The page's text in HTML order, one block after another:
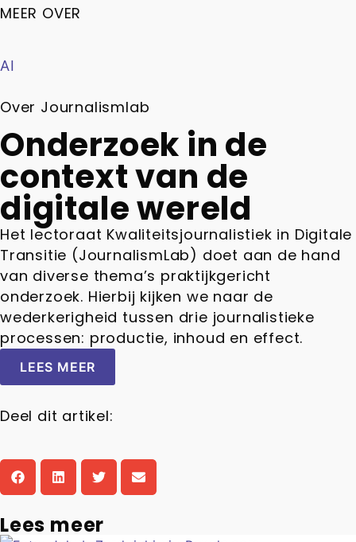
MEER OVER
AI
Over Journalismlab
Onderzoek in de
context van de
digitale wereld
Het lectoraat Kwaliteitsjournalistiek in Digitale
Transitie (JournalismLab) doet aan de hand
van diverse thema’s praktijkgericht
onderzoek. Hierbij kijken we naar de
wederkerigheid tussen drie journalistieke
processen: productie, inhoud en effect.
LEES MEER
Deel dit artikel:
Lees meer